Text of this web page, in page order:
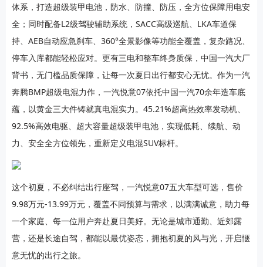
体系，打造超级装甲电池，防水、防撞、防压，全方位保障用电安
全；同时配备L2级驾驶辅助系统，SACC高级巡航、LKA车道保
持、AEB自动应急刹车、360°全景影像等功能全覆盖，复杂路况、
停车入库都能轻松应对。更有三电和整车终身质保，中国一汽大厂
背书，无门槛品质保障，让每一次夏日出行都安心无忧。作为一汽
奔腾BMP超级电混力作，一汽悦意07依托中国一汽70余年造车底
蕴，以黄金三大件铸就真电混实力。45.21%超高热效率发动机、
92.5%高效电驱、超大容量超级装甲电池，实现低耗、续航、动
力、安全全方位领先，重新定义电混SUV标杆。
这个初夏，不必纠结出行座驾，一汽悦意07五大车型可选，售价
9.98万元-13.99万元，覆盖不同预算与需求，以满满诚意，助力每
一个家庭、每一位用户奔赴夏日美好。无论是城市通勤、近郊露
营，还是长途自驾，都能以最优姿态，拥抱初夏的风与光，开启惬
意无忧的出行之旅。